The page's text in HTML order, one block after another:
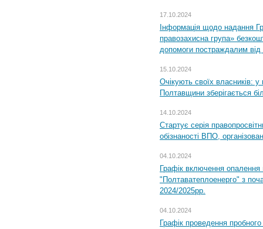
17.10.2024
Інформація щодо надання
правозахисна група»
допомоги постраждалим від
15.10.2024
Очікують своїх власників: у
Полтавщини зберігається
14.10.2024
Стартує серія
обізнаності ВПО,
04.10.2024
Графік включення
"Полтаватеплоенерго" з
2024/2025рр.
04.10.2024
Графік проведення